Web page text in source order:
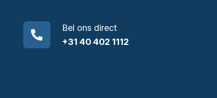
Bel ons direct
+31 40 402 1112